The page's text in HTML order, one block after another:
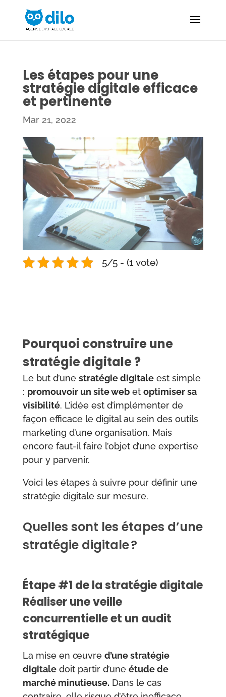
Les étapes pour une
stratégie digitale efficace
et pertinente
Mar 21, 2022
5/5 - (1 vote)
Pourquoi construire une
stratégie digitale ?
Le but d’une stratégie digitaleest simple
: promouvoir un site webet optimiser sa
visibilité. L’idée est d’implémenter de
façon efficace le digital au sein des outils
marketing d’une organisation. Mais
encore faut-il faire l’objet d’une expertise
pour y parvenir.
Voici les étapes à suivre pour définir une
stratégie digitale sur mesure.
Quelles sont les étapes d’une
stratégie digitale ?
Étape #1 de la stratégie digitale
Réaliser une veille
concurrentielle et un audit
stratégique
La mise en œuvre d’une stratégie
digitaledoit partir d’une étude de
marché minutieuse. Dans le cas